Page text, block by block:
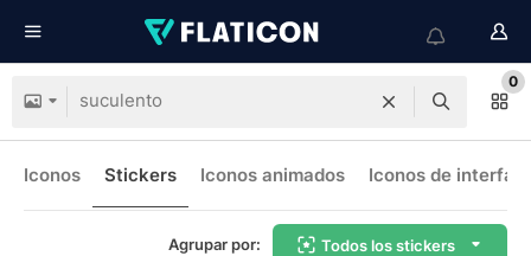
0
Iconos Stickers Iconos animados Iconos de interfaz
Agrupar por: Todos los stickers